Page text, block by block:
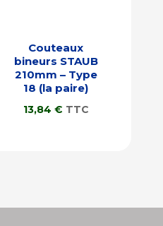
Couteaux
bineurs STAUB
210mm – Type
18 (la paire)
13,84 € TTC